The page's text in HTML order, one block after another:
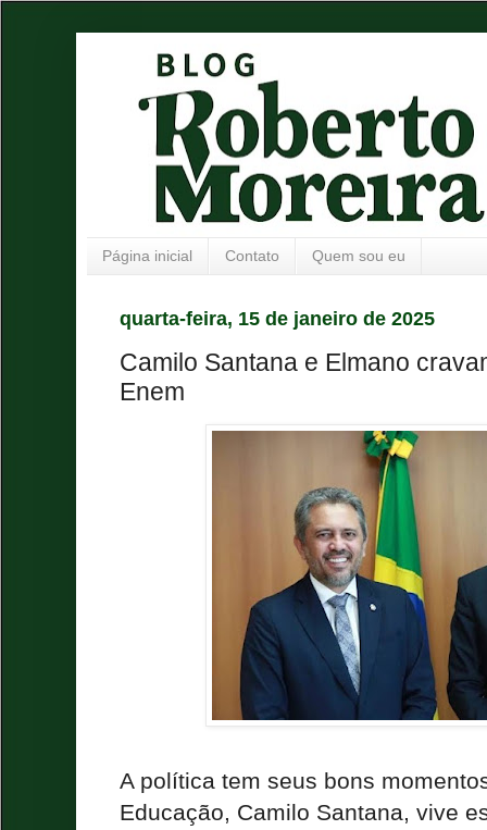
Página inicial Contato Quem sou eu
quarta-feira, 15 de janeiro de 2025
Camilo Santana e Elmano
Enem
A política tem seus bons
Educação, Camilo Santana, vive